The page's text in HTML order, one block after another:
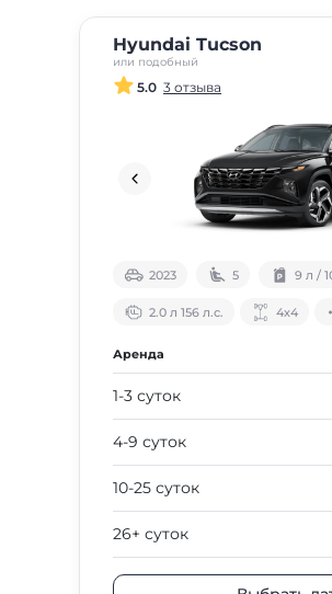
Hyundai Tucson
или подобный
5.0 3 отзыва
2023 5 9 л /
2.0 л 156 л.с. 4х4
Аренда
1-3 суток
4-9 суток
10-25 суток
26+ суток